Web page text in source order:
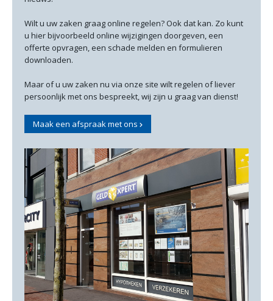
Wilt u uw zaken graag online regelen? Ook dat kan. Zo kunt
u hier bijvoorbeeld online wijzigingen doorgeven, een
offerte opvragen, een schade melden en formulieren
downloaden.
Maar of u uw zaken nu via onze site wilt regelen of liever
persoonlijk met ons bespreekt, wij zijn u graag van dienst!
Maak een afspraak met ons